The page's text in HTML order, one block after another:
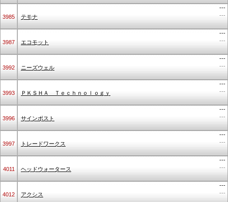
3985 テモナ
---
---
3987 エコモット
---
---
3992 ニーズウェル
---
---
3993 ＰＫＳＨＡ Ｔｅｃｈｎｏｌｏｇｙ
---
---
3996 サインポスト
---
---
3997 トレードワークス
---
---
4011 ヘッドウォータース
---
---
4012 アクシス
---
---